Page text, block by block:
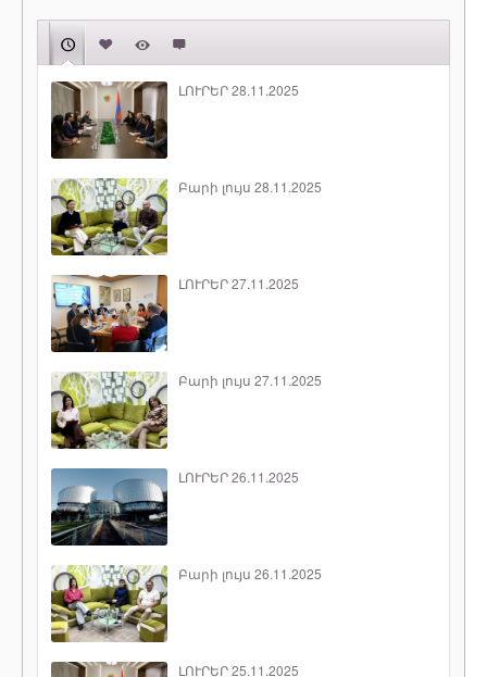
ԼՈՒՐԵՐ 28.11.2025
Բարի լույս 28.11.2025
ԼՈՒՐԵՐ 27.11.2025
Բարի լույս 27.11.2025
ԼՈՒՐԵՐ 26.11.2025
Բարի լույս 26.11.2025
ԼՈՒՐԵՐ 25.11.2025